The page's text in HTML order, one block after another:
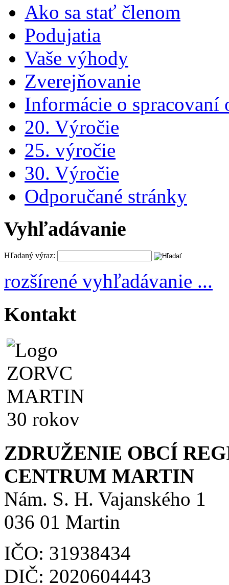
Ako sa stať členom
Podujatia
Vaše výhody
Zverejňovanie
Informácie o spracovaní
20. Výročie
25. výročie
30. Výročie
Odporučané stránky
Vyhľadávanie
Hľadaný výraz:
rozšírené vyhľadávanie ...
Kontakt
ZDRUŽENIE OBCÍ
CENTRUM MARTIN
Nám. S. H. Vajanského 1
036 01 Martin
IČO: 31938434
DIČ: 2020604443